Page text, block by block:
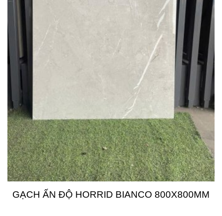
GẠCH ẤN ĐỘ HORRID BIANCO 800X800MM